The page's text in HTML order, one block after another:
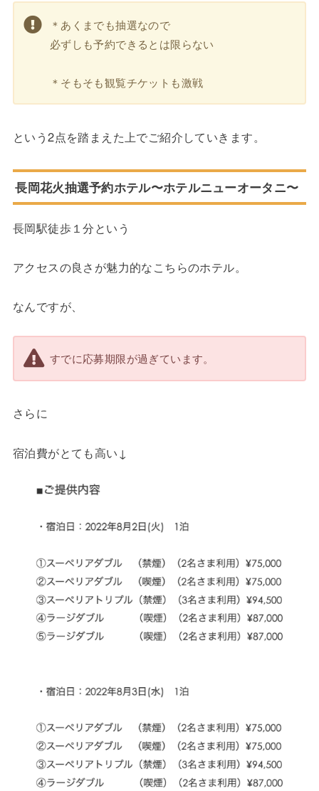
＊あくまでも抽選なので
必ずしも予約できるとは限らない
＊そもそも観覧チケットも激戦
という2点を踏まえた上でご紹介していきます。
長岡花火抽選予約ホテル〜ホテルニューオータニ〜
長岡駅徒歩１分という
アクセスの良さが魅力的なこちらのホテル。
なんですが、
すでに応募期限が過ぎています。
さらに
宿泊費がとても高い↓